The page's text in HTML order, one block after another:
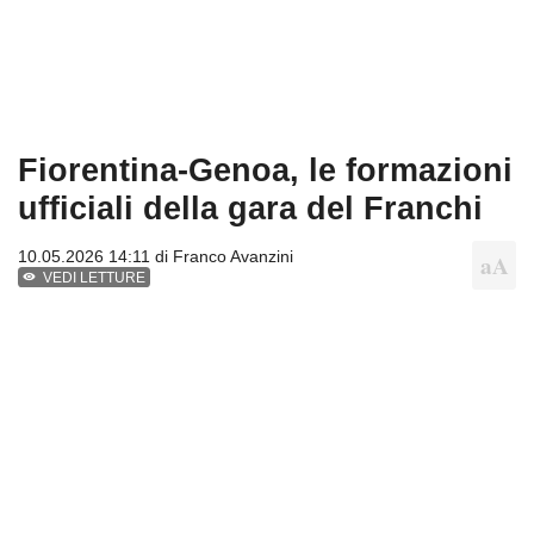
Fiorentina-Genoa, le formazioni
ufficiali della gara del Franchi
10.05.2026 14:11 di Franco Avanzini
VEDI LETTURE